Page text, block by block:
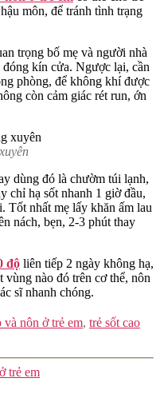
môn, để tránh tình trạng
trọng bố mẹ và người nhà
kín cửa. Ngược lại, cần
phòng, để không khí được
còn cảm giác rét run, ớn
dùng đó là chườm túi lạnh,
chỉ hạ sốt nhanh 1 giờ đầu,
Tốt nhất mẹ lấy khăn ấm lau
nách, bẹn, 2-3 phút thay
độ liên tiếp 2 ngày không hạ,
nào đó trên cơ thể, nôn
sĩ nhanh chóng.
và nôn ở trẻ em, trẻ sốt cao
trẻ em